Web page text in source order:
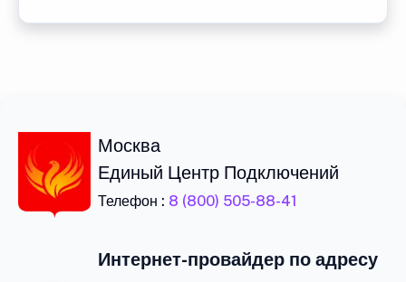
Москва
Единый Центр Подключений
Телефон : 8 (800) 505-88-41
Интернет-провайдер по адресу